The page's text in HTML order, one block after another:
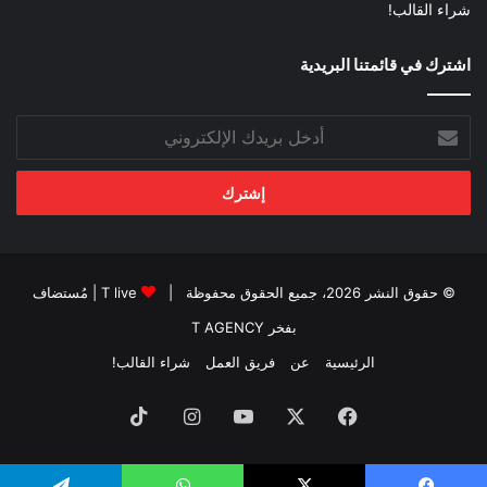
شراء القالب!
اشترك في قائمتنا البريدية
بريدك
الإلكتروني
© حقوق النشر 2026، جميع الحقوق محفوظة | T live | مُستضاف
بفخر T AGENCY
الرئيسية
عن فريق العمل شراء القالب!
فيسبوك ‫YouTubeانستقرام